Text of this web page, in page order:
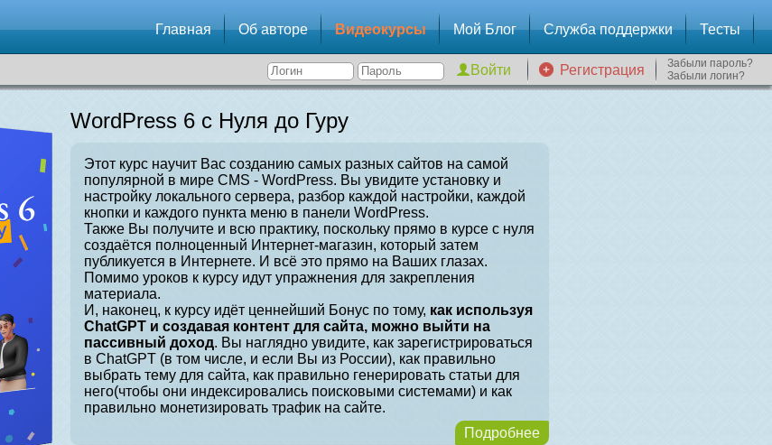
Главная Об авторе Видеокурсы Мой Блог Служба поддержки Тесты
Регистрация
Забыли пароль?
Забыли логин?
WordPress 6 с Нуля до Гуру
Этот курс научит Вас созданию самых разных сайтов на самой
популярной в мире CMS - WordPress. Вы увидите установку и
настройку локального сервера, разбор каждой настройки, каждой
кнопки и каждого пункта меню в панели WordPress.
Также Вы получите и всю практику, поскольку прямо в курсе с нуля
создаётся полноценный Интернет-магазин, который затем
публикуется в Интернете. И всё это прямо на Ваших глазах.
Помимо уроков к курсу идут упражнения для закрепления
материала.
И, наконец, к курсу идёт ценнейший Бонус по тому, как используя
ChatGPT и создавая контент для сайта, можно выйти на
пассивный доход. Вы наглядно увидите, как зарегистрироваться
в ChatGPT (в том числе, и если Вы из России), как правильно
выбрать тему для сайта, как правильно генерировать статьи для
него(чтобы они индексировались поисковыми системами) и как
правильно монетизировать трафик на сайте.
Подробнее